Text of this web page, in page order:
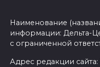
Наименование
информации: Дельта-
с ограниченной
Адрес редакции сайта: